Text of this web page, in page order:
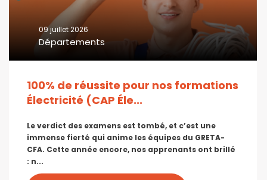
09 juillet 2026
Départements
100% de réussite pour nos formations
Électricité (CAP Éle...
Le verdict des examens est tombé, et c’est une
immense fierté qui anime les équipes du GRETA-
CFA. Cette année encore, nos apprenants ont brillé
: n...